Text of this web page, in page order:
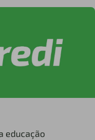
educação